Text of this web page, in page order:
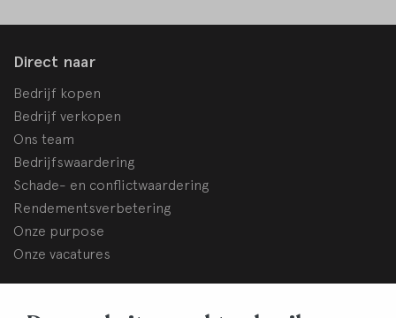
Direct naar
Bedrijf kopen
Bedrijf verkopen
Ons team
Bedrijfswaardering
Schade- en conflictwaardering
Rendementsverbetering
Onze purpose
Onze vacatures